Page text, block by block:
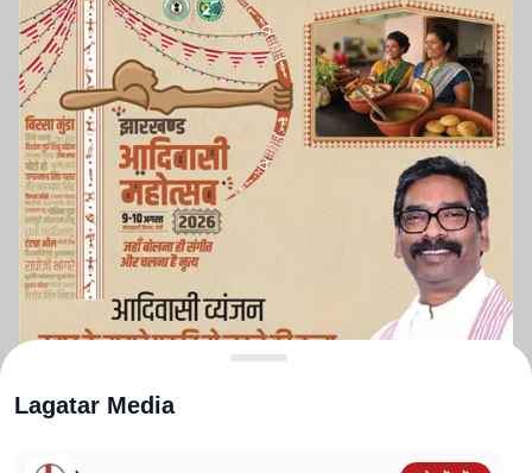
Lagatar Media